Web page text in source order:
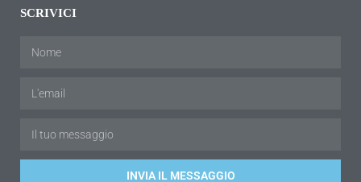
SCRIVICI
INVIA IL MESSAGGIO